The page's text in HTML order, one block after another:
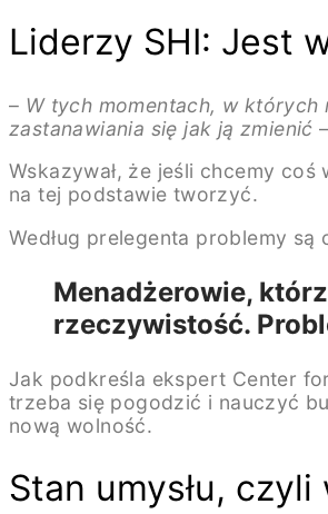
Liderzy SHI: Jest
– W tych momentach, w
zastanawiania się jak ją zmienić
Wskazywał, że jeśli chcemy
na tej podstawie tworzyć.
Według prelegenta problemy
Menadżerowie,
rzeczywistość.
Jak podkreśla ekspert Center
trzeba się pogodzić i nauczyć
nową wolność.
Stan umysłu,